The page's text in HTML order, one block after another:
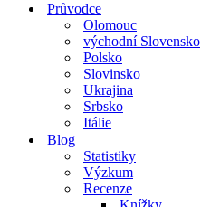
Průvodce
Olomouc
východní Slovensko
Polsko
Slovinsko
Ukrajina
Srbsko
Itálie
Blog
Statistiky
Výzkum
Recenze